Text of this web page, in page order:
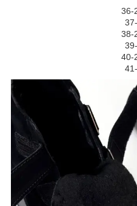
36-
38-
40-